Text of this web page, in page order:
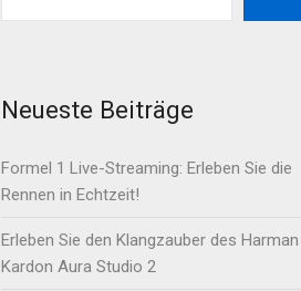
Neueste Beiträge
Formel 1 Live-Streaming: Erleben Sie die
Rennen in Echtzeit!
Erleben Sie den Klangzauber des Harman
Kardon Aura Studio 2